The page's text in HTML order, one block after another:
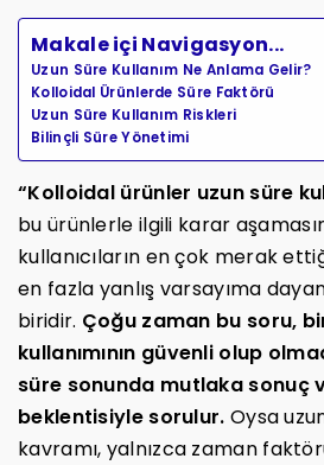
Makale içi Navigasyon...
Uzun Süre Kullanım Ne Anlama Gelir?
Kolloidal Ürünlerde Süre Faktörü
Uzun Süre Kullanım Riskleri
Bilinçli Süre Yönetimi
“Kolloidal ürünler uzun süre
bu ürünlerle ilgili karar
kullanıcıların en çok merak
en fazla yanlış varsayıma
biridir. Çoğu zaman bu soru,
kullanımının güvenli olup
süre sonunda mutlaka sonuç
beklentisiyle sorulur. Oysa
kavramı, yalnızca zaman